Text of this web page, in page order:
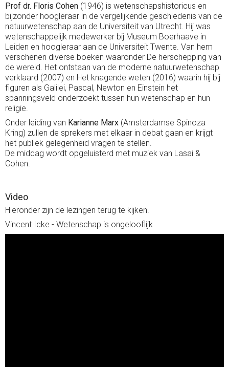
Prof dr. Floris Cohen (1946) is wetenschapshistoricus en
bijzonder hoogleraar in de vergelijkende geschiedenis van de
natuurwetenschap aan de Universiteit van Utrecht. Hij was
wetenschappelijk medewerker bij Museum Boerhaave in
Leiden en hoogleraar aan de Universiteit Twente. Van hem
verschenen diverse boeken waaronder De herschepping van
de wereld. Het ontstaan van de moderne natuurwetenschap
verklaard (2007) en Het knagende weten (2016) waarin hij bij
figuren als Galilei, Pascal, Newton en Einstein het
spanningsveld onderzoekt tussen hun wetenschap en hun
religie.
Onder leiding van Karianne Marx (Amsterdamse Spinoza
Kring) zullen de sprekers met elkaar in debat gaan en krijgt
het publiek gelegenheid vragen te stellen.
De middag wordt opgeluisterd met muziek van Lasai &
Cohen.
Video
Hieronder zijn de lezingen terug te kijken.
Vincent Icke - Wetenschap is ongelooflijk